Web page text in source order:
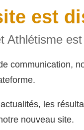
est
Athlétisme
communication,
les
nouveau site.